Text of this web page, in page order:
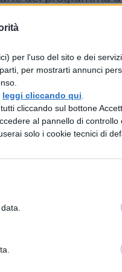
per l'uso del sito e dei
per mostrarti annunci
leggi cliccando qui
cliccando sul bottone
al pannello di controllo
solo i cookie tecnici di
da Germania,
di Milano. "Lì
In quella
deciso di
professore di
del progetto.
Politecnica
coinvolti nei